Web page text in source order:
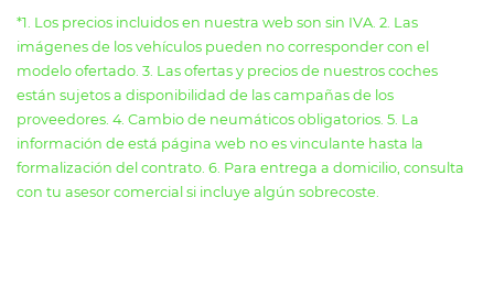
*1. Los precios incluidos en nuestra web son sin IVA. 2. Las
imágenes de los vehículos pueden no corresponder con el
modelo ofertado. 3. Las ofertas y precios de nuestros coches
están sujetos a disponibilidad de las campañas de los
proveedores. 4. Cambio de neumáticos obligatorios. 5. La
información de está página web no es vinculante hasta la
formalización del contrato. 6. Para entrega a domicilio, consulta
con tu asesor comercial si incluye algún sobrecoste.